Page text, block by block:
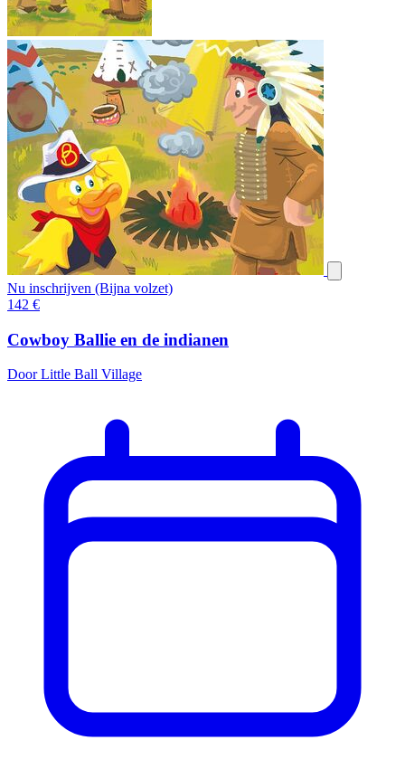
Nu inschrijven (Bijna volzet)
142 €
Cowboy Ballie en de indianen
Door Little Ball Village